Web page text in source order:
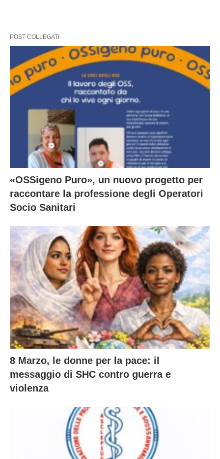
POST COLLEGATI
«OSSigeno Puro», un nuovo progetto per
raccontare la professione degli Operatori
Socio Sanitari
8 Marzo, le donne per la pace: il
messaggio di SHC contro guerra e
violenza